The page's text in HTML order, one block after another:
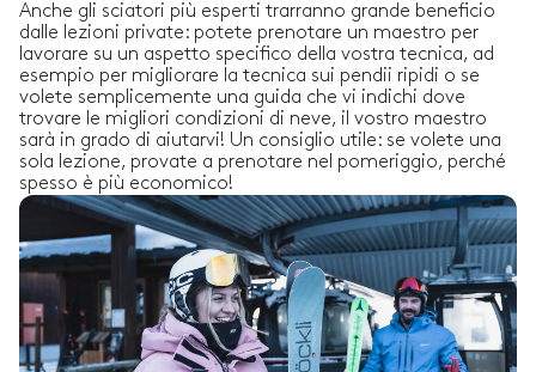
Anche gli sciatori più esperti trarranno grande beneficio
dalle lezioni private: potete prenotare un maestro per
lavorare su un aspetto specifico della vostra tecnica, ad
esempio per migliorare la tecnica sui pendii ripidi o se
volete semplicemente una guida che vi indichi dove
trovare le migliori condizioni di neve, il vostro maestro
sarà in grado di aiutarvi! Un consiglio utile: se volete una
sola lezione, provate a prenotare nel pomeriggio, perché
spesso è più economico!